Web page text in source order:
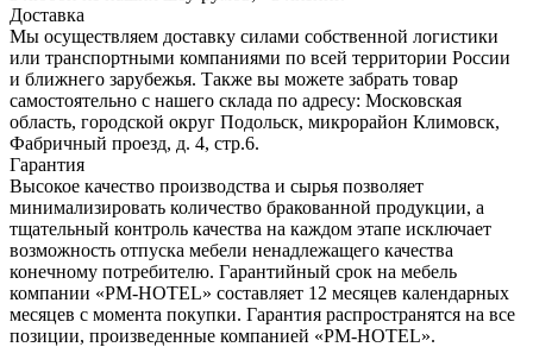
Доставка
Мы осуществляем доставку силами собственной логистики
или транспортными компаниями по всей территории России
и ближнего зарубежья. Также вы можете забрать товар
самостоятельно с нашего склада по адресу: Московская
область, городcкой округ Подольск, микрорайон Климовск,
Фабричный проезд, д. 4, стр.6.
Гарантия
Высокое качество производства и сырья позволяет
минимализировать количество бракованной продукции, а
тщательный контроль качества на каждом этапе исключает
возможность отпуска мебели ненадлежащего качества
конечному потребителю. Гарантийный срок на мебель
компании «PM-HOTEL» составляет 12 месяцев календарных
месяцев с момента покупки. Гарантия распространятся на все
позиции, произведенные компанией «PM-HOTEL».